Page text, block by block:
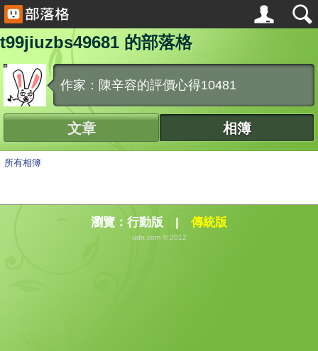
t99jiuzbs49681 的部落格
作家：陳辛容的評價心得10481
文章 相簿
所有相簿
瀏覽： 行動版 | 傳統版
udn.com © 2012